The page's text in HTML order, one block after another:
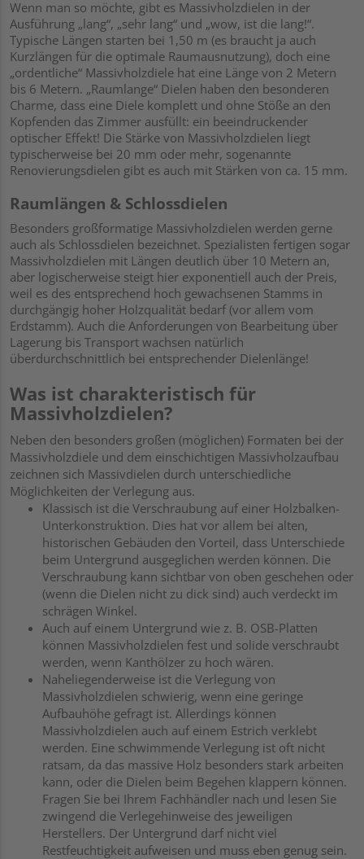
Wenn man so möchte, gibt es Massivholzdielen in der
Ausführung „lang“, „sehr lang“ und „wow, ist die lang!“.
Typische Längen starten bei 1,50 m (es braucht ja auch
Kurzlängen für die optimale Raumausnutzung), doch eine
„ordentliche“ Massivholzdiele hat eine Länge von 2 Metern
bis 6 Metern. „Raumlange“ Dielen haben den besonderen
Charme, dass eine Diele komplett und ohne Stöße an den
Kopfenden das Zimmer ausfüllt: ein beeindruckender
optischer Effekt! Die Stärke von Massivholzdielen liegt
typischerweise bei 20 mm oder mehr, sogenannte
Renovierungsdielen gibt es auch mit Stärken von ca. 15 mm.
Raumlängen & Schlossdielen
Besonders großformatige Massivholzdielen werden gerne
auch als Schlossdielen bezeichnet. Spezialisten fertigen sogar
Massivholzdielen mit Längen deutlich über 10 Metern an,
aber logischerweise steigt hier exponentiell auch der Preis,
weil es des entsprechend hoch gewachsenen Stamms in
durchgängig hoher Holzqualität bedarf (vor allem vom
Erdstamm). Auch die Anforderungen von Bearbeitung über
Lagerung bis Transport wachsen natürlich
überdurchschnittlich bei entsprechender Dielenlänge!
Was ist charakteristisch für
Massivholzdielen?
Neben den besonders großen (möglichen) Formaten bei der
Massivholzdiele und dem einschichtigen Massivholzaufbau
zeichnen sich Massivdielen durch unterschiedliche
Möglichkeiten der Verlegung aus.
Klassisch ist die Verschraubung auf einer Holzbalken-
Unterkonstruktion. Dies hat vor allem bei alten,
historischen Gebäuden den Vorteil, dass Unterschiede
beim Untergrund ausgeglichen werden können. Die
Verschraubung kann sichtbar von oben geschehen oder
(wenn die Dielen nicht zu dick sind) auch verdeckt im
schrägen Winkel.
Auch auf einem Untergrund wie z. B. OSB-Platten
können Massivholzdielen fest und solide verschraubt
werden, wenn Kanthölzer zu hoch wären.
Naheliegenderweise ist die Verlegung von
Massivholzdielen schwierig, wenn eine geringe
Aufbauhöhe gefragt ist. Allerdings können
Massivholzdielen auch auf einem Estrich verklebt
werden. Eine schwimmende Verlegung ist oft nicht
ratsam, da das massive Holz besonders stark arbeiten
kann, oder die Dielen beim Begehen klappern können.
Fragen Sie bei Ihrem Fachhändler nach und lesen Sie
zwingend die Verlegehinweise des jeweiligen
Herstellers. Der Untergrund darf nicht viel
Restfeuchtigkeit aufweisen und muss eben genug sein.